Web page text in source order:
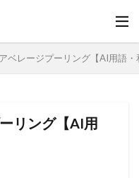
ベレージプーリング【AI用語・
リング【AI用